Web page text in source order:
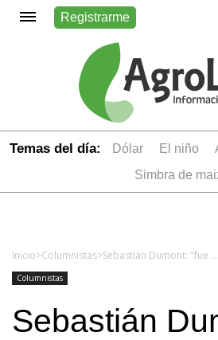
Registrarme
Temas del día: dólar el niño
simbra de
Inicio>Columnistas> Sebastián Dumont: "fue una de las semanas políticas más fuertes desde que comenzó el año"
Columnistas
Sebastián